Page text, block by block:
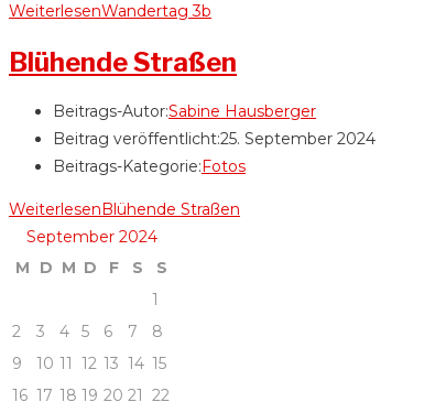
WeiterlesenWandertag 3b
Blühende Straßen
Beitrags-Autor:Sabine Hausberger
Beitrag veröffentlicht:25. September 2024
Beitrags-Kategorie: Fotos
Weiterlesen Blühende Straßen
September 2024
M
D M D F S
S
1
2
3 4 5 6 7
8
9
10 11 12 13 14 15
16 17 18 19 20 21
22